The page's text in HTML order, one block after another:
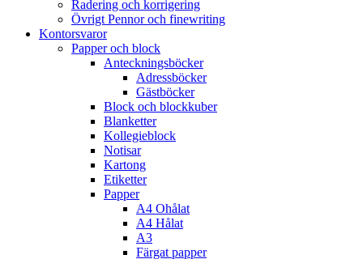
Radering och korrigering
Övrigt Pennor och finewriting
Kontorsvaror
Papper och block
Anteckningsböcker
Adressböcker
Gästböcker
Block och blockkuber
Blanketter
Kollegieblock
Notisar
Kartong
Etiketter
Papper
A4 Ohålat
A4 Hålat
A3
Färgat papper